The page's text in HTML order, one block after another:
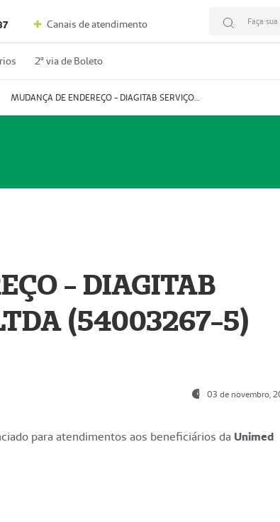
Canais de atendimento Faça
2º via de Boleto
MUDANÇA DE ENDEREÇO - DIAGITAB SERVIÇOS MÉDICOS LTDA (54003267-5)
- DIAGITAB
(54003267-5)
03 de novembro,
para atendimentos aos beneficiários da Unimed